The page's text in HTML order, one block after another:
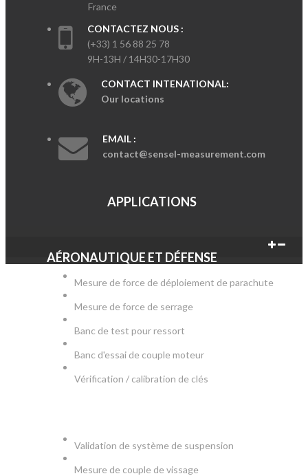
France
CONTACTEZ NOUS :
(+33) 1 56 88 25 78
9H-13H / 14H30-17H30
CONTACT INTENATIONAL:
Our locations
EMAIL :
contact@sensel-measurement.com
APPLICATIONS
AÉRONAUTIQUE ET DÉFENSE
Mesure de force de déploiement de parachute
Mesure de force de serrage
Banc de test pour ressort
Banc d'essai de couple moteur
Vérification / calibration de clés
Validation de système de suspension
Mesure de couple de vissage